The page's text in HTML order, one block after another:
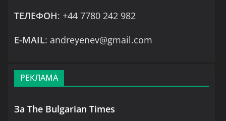
ТЕЛЕФОН: +44 7780 242 982
Е-MAIL: andreyenev@gmail.com
РЕКЛАМА
За The Bulgarian Times